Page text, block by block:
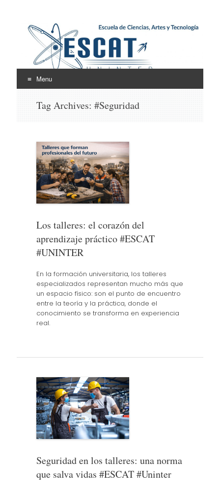
Escuela de Ciencias,
Artes y Tecnología
ESCAT
Menu
Tag Archives: #Seguridad
Los talleres: el corazón del
aprendizaje práctico #ESCAT
#UNINTER
En la formación universitaria, los talleres
especializados representan mucho más que
un espacio físico: son el punto de encuentro
entre la teoría y la práctica, donde el
conocimiento se transforma en experiencia
real.
Seguridad en los talleres: una norma
que salva vidas #ESCAT #Uninter